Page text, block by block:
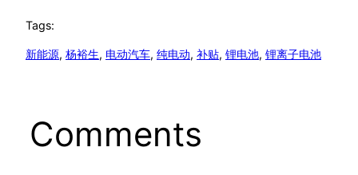
Tags:
新能源, 杨裕生, 电动汽车, 纯电动, 补贴, 锂电池, 锂离子电池
Comments